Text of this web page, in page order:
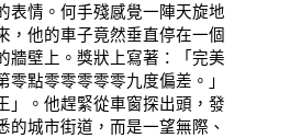
表情。何手殘感覺一陣天旋地
，他的車子竟然垂直停在一個
牆壁上。獎狀上寫著：「完美
點零零零零零九度偏差。」
」。他趕緊從車窗探出頭，發
的城市街道，而是一望無際、